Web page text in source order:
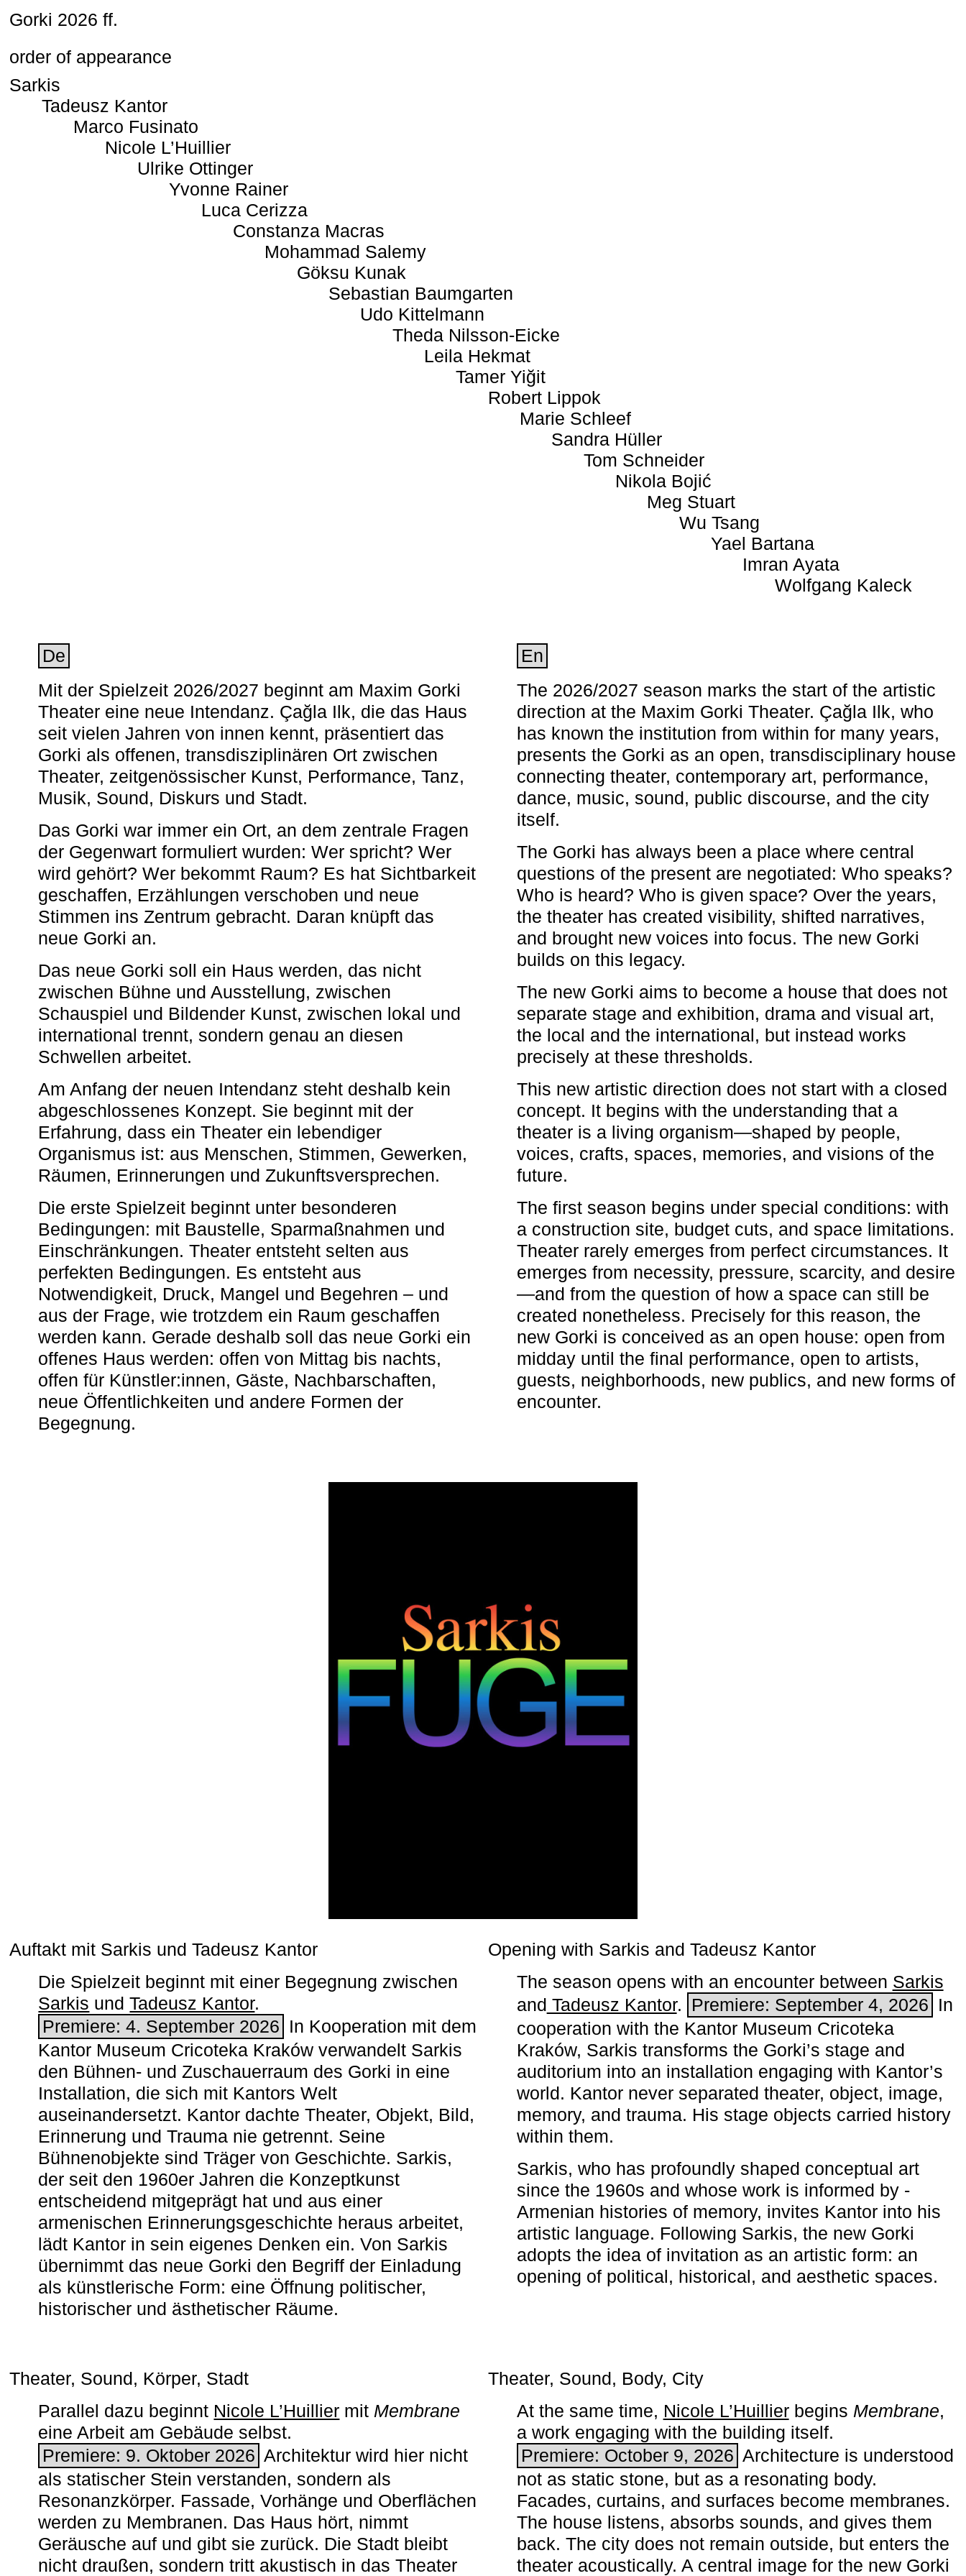
Gorki 2026 ff.
order of appearance
Sarkis
Tadeusz Kantor
Marco Fusinato
Nicole L’Huillier
Ulrike Ottinger
Yvonne Rainer
Luca Cerizza
Constanza Macras
Mohammad Salemy
Göksu Kunak
Sebastian Baumgarten
Udo Kittelmann
Theda Nilsson-Eicke
Leila Hekmat
Tamer Yiğit
Robert Lippok
Marie Schleef
Sandra Hüller
Tom Schneider
Nikola Bojić
Meg Stuart
Wu Tsang
Yael Bartana
Imran Ayata
Wolfgang Kaleck
De
Mit der Spielzeit 2026/2027 beginnt am Maxim Gorki
Theater eine neue Intendanz. Çağla Ilk, die das Haus
seit vielen Jahren von innen kennt, präsentiert das
Gorki als offenen, transdisziplinären Ort zwischen
Theater, zeitgenössischer Kunst, Performance, Tanz,
Musik, Sound, Diskurs und Stadt.
Das Gorki war immer ein Ort, an dem zentrale Fragen
der Gegenwart formuliert wurden: Wer spricht? Wer
wird gehört? Wer bekommt Raum? Es hat Sichtbarkeit
geschaffen, Erzählungen verschoben und neue
Stimmen ins Zentrum gebracht. Daran knüpft das
neue Gorki an.
Das neue Gorki soll ein Haus werden, das nicht
zwischen Bühne und Ausstellung, zwischen
Schauspiel und Bildender Kunst, zwischen lokal und
international trennt, sondern genau an diesen
Schwellen arbeitet.
Am Anfang der neuen Intendanz steht deshalb kein
abgeschlossenes Konzept. Sie beginnt mit der
Erfahrung, dass ein Theater ein lebendiger
Organismus ist: aus Menschen, Stimmen, Gewerken,
Räumen, Erinnerungen und Zukunftsversprechen.
Die erste Spielzeit beginnt unter besonderen
Bedingungen: mit Baustelle, Sparmaßnahmen und
Einschränkungen. Theater entsteht selten aus
perfekten Bedingungen. Es entsteht aus
Notwendigkeit, Druck, Mangel und Begehren – und
aus der Frage, wie trotzdem ein Raum geschaffen
werden kann. Gerade deshalb soll das neue Gorki ein
offenes Haus werden: offen von Mittag bis nachts,
offen für Künstler:innen, Gäste, Nachbarschaften,
neue Öffentlichkeiten und andere Formen der
Begegnung.
En
The 2026/2027 season marks the start of the artistic
direction at the Maxim Gorki Theater. Çağla Ilk, who
has known the institution from within for many years,
presents the Gorki as an open, transdisciplinary house
connecting theater, contemporary art, performance,
dance, music, sound, public discourse, and the city
itself.
The Gorki has always been a place where central
questions of the present are negotiated: Who speaks?
Who is heard? Who is given space? Over the years,
the theater has created visibility, shifted narratives,
and brought new voices into focus. The new Gorki
builds on this legacy.
The new Gorki aims to become a house that does not
separate stage and exhibition, drama and visual art,
the local and the international, but instead works
precisely at these thresholds.
This new artistic direction does not start with a closed
concept. It begins with the understanding that a
theater is a living organism—shaped by people,
voices, crafts, spaces, memories, and visions of the
future.
The first season begins under special conditions: with
a construction site, budget cuts, and space limitations.
Theater rarely emerges from perfect circumstances. It
emerges from necessity, pressure, scarcity, and desire
—and from the question of how a space can still be
created nonetheless. Precisely for this reason, the
new Gorki is conceived as an open house: open from
midday until the final performance, open to artists,
guests, neighborhoods, new publics, and new forms of
encounter.
Auftakt mit Sarkis und Tadeusz Kantor
Die Spielzeit beginnt mit einer Begegnung zwischen
Sarkis undTadeusz Kantor.
Premiere: 4. September 2026 In Kooperation mit dem
Kantor Museum Cricoteka Kraków verwandelt Sarkis
den Bühnen- und Zuschauerraum des Gorki in eine
Installation, die sich mit Kantors Welt
auseinandersetzt. Kantor dachte Theater, Objekt, Bild,
Erinnerung und Trauma nie getrennt. Seine
Bühnenobjekte sind Träger von Geschichte. Sarkis,
der seit den 1960er Jahren die Konzeptkunst
entscheidend mitgeprägt hat und aus einer
armenischen ­Erinnerungsgeschichte heraus arbeitet,
lädt Kantor in sein eigenes Denken ein. Von Sarkis
übernimmt das neue Gorki den Begriff der Einladung
als künstlerische Form: eine Öffnung politischer,
historischer und ästhetischer Räume.
Opening with Sarkis and Tadeusz Kantor
The season opens with an encounter between Sarkis
and Tadeusz Kantor. Premiere: September 4, 2026 In
cooperation with the ­Kantor Museum Cricoteka
Kraków, Sarkis transforms the Gorki’s stage and
auditorium into an installation engaging with Kantor’s
world. Kantor never separated theater, object, image,
memory, and trauma. His stage objects carried history
within them.
Sarkis, who has profoundly shaped conceptual art
since the 1960s and whose work is informed by ­
Armenian histories of memory, invites Kantor into his
artistic language. Following Sarkis, the new Gorki
adopts the idea of invitation as an artistic form: an
opening of political, historical, and aesthetic spaces.
Theater, Sound, Körper, Stadt
Parallel dazu beginnt Nicole L’Huillier mit ­ Membrane
eine Arbeit am Gebäude selbst.
Premiere: 9. Oktober 2026 Architektur wird hier nicht
als statischer Stein verstanden, sondern als
Resonanzkörper. Fassade, Vorhänge und Oberflächen
werden zu Membranen. Das Haus hört, nimmt
Geräusche auf und gibt sie zurück. Die Stadt bleibt
nicht draußen, sondern tritt akustisch in das Theater
Theater, Sound, Body, City
At the same time, Nicole L’Huillierbegins ­ Membrane,
a work engaging with the building itself.
Premiere: October 9, 2026 Architecture is understood
not as static stone, but as a resonating body.
Facades, curtains, and surfaces become membranes.
The house listens, absorbs sounds, and gives them
back. The city does not remain outside, but enters the
theater acoustically. A central image for the new Gorki